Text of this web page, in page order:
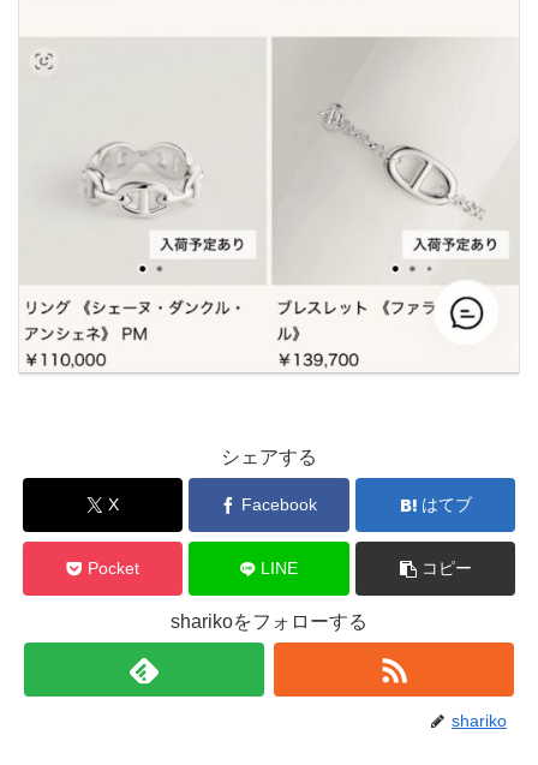
シェアする
X Facebook はてブ
Pocket LINE コピー
sharikoをフォローする
shariko